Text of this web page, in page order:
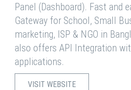
Panel (Dashboard). Fast and
Gateway for School, Small
marketing, ISP & NGO in
also offers API Integration
applications.
VISIT WEBSITE